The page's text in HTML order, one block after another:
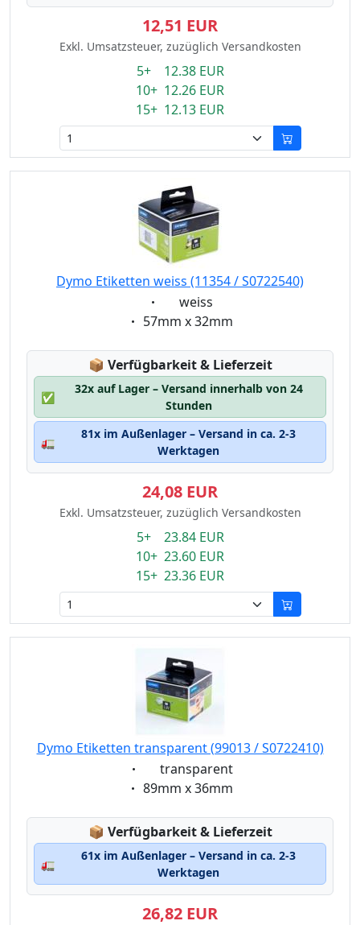
12,51 EUR
Exkl. Umsatzsteuer, zuzüglich Versandkosten
5+ 12.38 EUR
10+ 12.26 EUR
15+ 12.13 EUR
Dymo Etiketten weiss (11354 / S0722540)
Eigenschaft:
weiss
Eigenschaft:
57mm x 32mm
📦 Lagerstatus:
Verfügbarkeit & Lieferzeit
✅
32x auf Lager – Versand innerhalb von 24
Stunden
🚛
81x im Außenlager – Versand in ca. 2-3
Werktagen
24,08 EUR
Exkl. Umsatzsteuer, zuzüglich Versandkosten
5+ 23.84 EUR
10+ 23.60 EUR
15+ 23.36 EUR
Dymo Etiketten transparent (99013 / S0722410)
Eigenschaft:
transparent
Eigenschaft:
89mm x 36mm
📦 Lagerstatus:
Verfügbarkeit & Lieferzeit
🚛
61x im Außenlager – Versand in ca. 2-3
Werktagen
26,82 EUR